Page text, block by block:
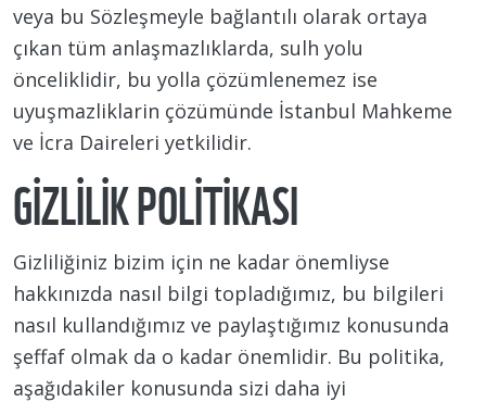
veya bu Sözleşmeyle bağlantılı olarak ortaya
çıkan tüm anlaşmazlıklarda, sulh yolu
önceliklidir, bu yolla çözümlenemez ise
uyuşmazliklarin çözümünde İstanbul Mahkeme
ve İcra Daireleri yetkilidir.
GIZLILIK POLITIKASI
Gizliliğiniz bizim için ne kadar önemliyse
hakkınızda nasıl bilgi topladığımız, bu bilgileri
nasıl kullandığımız ve paylaştığımız konusunda
şeffaf olmak da o kadar önemlidir. Bu politika,
aşağıdakiler konusunda sizi daha iyi